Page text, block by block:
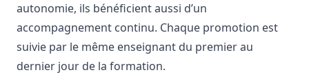
autonomie, ils bénéficient aussi d’un
accompagnement continu. Chaque promotion est
suivie par le même enseignant du premier au
dernier jour de la formation.